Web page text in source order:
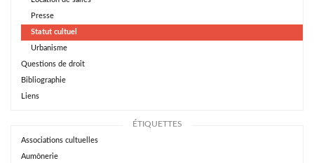
Presse
Statut cultuel
Urbanisme
Questions de droit
Bibliographie
Liens
ÉTIQUETTES
Associations cultuelles
Aumônerie